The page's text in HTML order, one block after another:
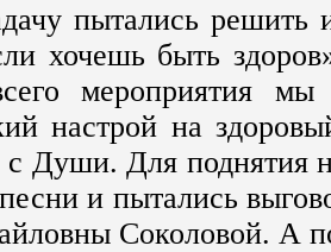
пытались
хочешь быть
мероприятия
настрой на
Души. Для поднятия
и пытались
Соколовой. А